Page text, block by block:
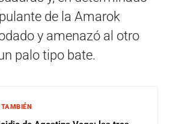
de la Amarok
y amenazó al otro
palo tipo bate.